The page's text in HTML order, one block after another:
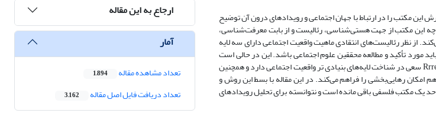
مکتب را در ارتباط با جهان اجتماعی و رویداد‌های درون آن توضیح
این مکتب از جهت هستی‌شناسی، رئالیست و از بابت معرفت‌شناسی،
از نظر رئالیست‌های انتقادی ماهیت واقعیت اجتماعی دارای سه لایه
مورد تأکید و مطالعه محققین علوم اجتماعی باشد. این در حالی است
که بیشتر تحقیقات اجتماعی محدود به کشف لایه رویدادی واقعیت اجتماعی‌اند. بسکار با ارائه روش پژوهشی Rrreic سعی در شناخت لایه‌های بنیادی تر واقعیت اجتماعی دارد و همچنین
امکان رهایی‌بخشی را فراهم می‌کند. در این مقاله با بسط این روش و
یک مکتب فلسفی باقی مانده است و نتوانسته برای تحلیل رویداد‌های
ارجاع به این مقاله
آمار
تعداد مشاهده مقاله 1,894
تعداد دریافت فایل اصل مقاله 3,162